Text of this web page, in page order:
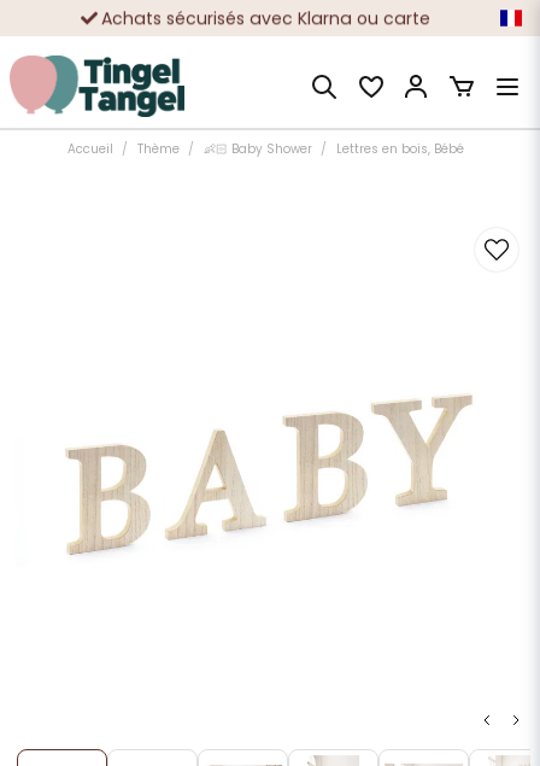
Achats sécurisés avec Klarna ou carte
Des dizaines de milliers de clients satisfaits
Accueil Thème 👶🏻 Baby Shower Lettres en bois, Bébé